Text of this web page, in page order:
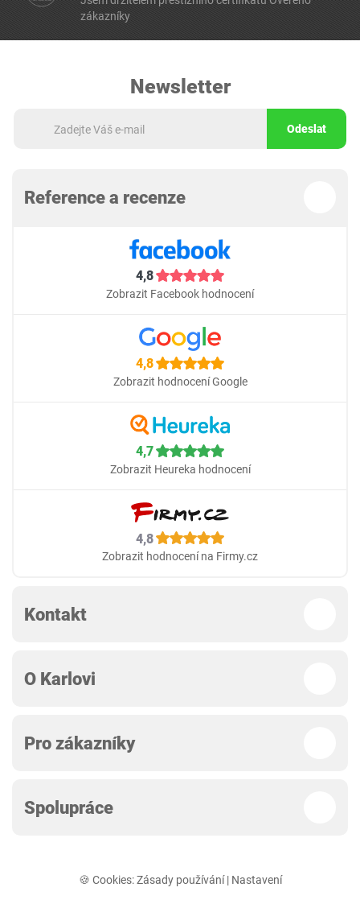
zákazníky
Newsletter
Odeslat
Reference a recenze
4,8
Zobrazit Facebook hodnocení
4,8
Zobrazit hodnocení Google
4,7
Zobrazit Heureka hodnocení
4,8
Zobrazit hodnocení na Firmy.cz
Kontakt
O Karlovi
Pro zákazníky
Spolupráce
🍪 Cookies:Zásady používání| Nastavení